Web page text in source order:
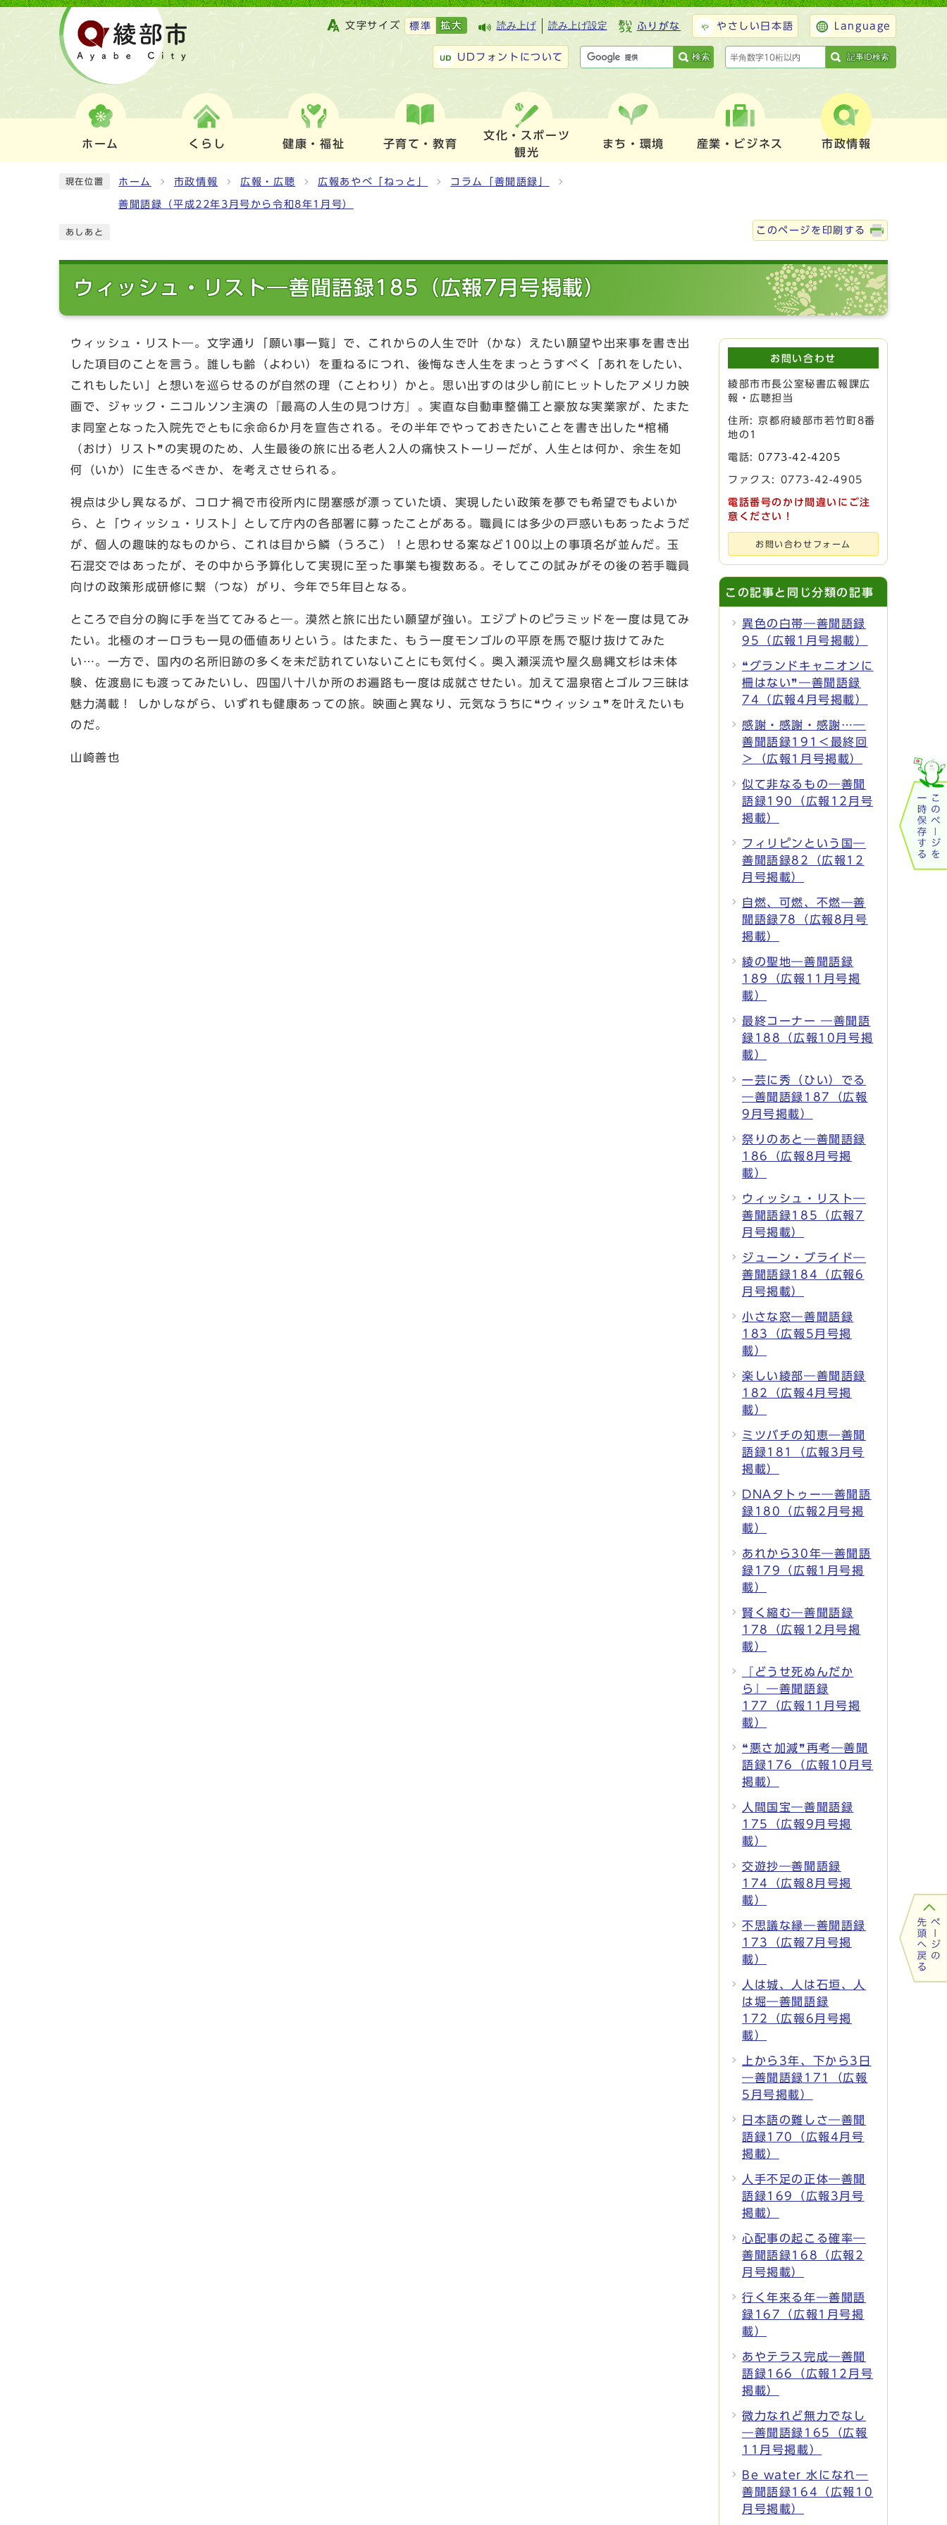
文字サイズ 標準 拡大 読み上げ 読み上げ設定 ふりがな やさしい日本語 Language
UDフォントについて 検索 記事ID検索
ホーム くらし 健康・福祉 子育て・教育
文化・スポーツ
観光
まち・環境 産業・ビジネス 市政情報
現在位置 ホーム 市政情報 広報・広聴 広報あやべ「ねっと」 コラム「善聞語録」
善聞語録（平成22年3月号から令和8年1月号）
あしあと このページを印刷する
ウィッシュ・リスト―善聞語録185（広報7月号掲載）
ウィッシュ・リスト―。文字通り「願い事一覧」で、これからの人生で叶（かな）えたい願望や出来事を書き出
した項目のことを言う。誰しも齢（よわい）を重ねるにつれ、後悔なき人生をまっとうすべく「あれをしたい、
これもしたい」と想いを巡らせるのが自然の理（ことわり）かと。思い出すのは少し前にヒットしたアメリカ映
画で、ジャック・ニコルソン主演の『最高の人生の見つけ方』。実直な自動車整備工と豪放な実業家が、たまた
ま同室となった入院先でともに余命6か月を宣告される。その半年でやっておきたいことを書き出した❝棺桶
（おけ）リスト❞の実現のため、人生最後の旅に出る老人2人の痛快ストーリーだが、人生とは何か、余生を如
何（いか）に生きるべきか、を考えさせられる。
視点は少し異なるが、コロナ禍で市役所内に閉塞感が漂っていた頃、実現したい政策を夢でも希望でもよいか
ら、と「ウィッシュ・リスト」として庁内の各部署に募ったことがある。職員には多少の戸惑いもあったようだ
が、個人の趣味的なものから、これは目から鱗（うろこ）！と思わせる案など100以上の事項名が並んだ。玉
石混交ではあったが、その中から予算化して実現に至った事業も複数ある。そしてこの試みがその後の若手職員
向けの政策形成研修に繋（つな）がり、今年で5年目となる。
ところで自分の胸に手を当ててみると―。漠然と旅に出たい願望が強い。エジプトのピラミッドを一度は見てみ
たい。北極のオーロラも一見の価値ありという。はたまた、もう一度モンゴルの平原を馬で駆け抜けてみた
い…。一方で、国内の名所旧跡の多くを未だ訪れていないことにも気付く。奥入瀬渓流や屋久島縄文杉は未体
験、佐渡島にも渡ってみたいし、四国八十八か所のお遍路も一度は成就させたい。加えて温泉宿とゴルフ三昧は
魅力満載！ しかしながら、いずれも健康あっての旅。映画と異なり、元気なうちに❝ウィッシュ❞を叶えたいも
のだ。
山崎善也
お問い合わせ
綾部市市長公室秘書広報課広
報・広聴担当
住所: 京都府綾部市若竹町8番
地の1
電話:0773-42-4205
ファクス: 0773-42-4905
電話番号のかけ間違いにご注
意ください！
お問い合わせフォーム
この記事と同じ分類の記事
異色の白帯―善聞語録
95（広報1月号掲載）
❝グランドキャニオンに
柵はない❞―善聞語録
74（広報4月号掲載）
感謝・感謝・感謝…―
善聞語録191＜最終回
＞（広報1月号掲載）
似て非なるもの―善聞
語録190（広報12月号
掲載）
フィリピンという国―
善聞語録82（広報12
月号掲載）
自燃、可燃、不燃―善
聞語録78（広報8月号
掲載）
綾の聖地―善聞語録
189（広報11月号掲
載）
最終コーナー ―善聞語
録188（広報10月号掲
載）
一芸に秀（ひい）でる
―善聞語録187（広報
9月号掲載）
祭りのあと―善聞語録
186（広報8月号掲
載）
ウィッシュ・リスト―
善聞語録185（広報7
月号掲載）
ジューン・ブライド―
善聞語録184（広報6
月号掲載）
小さな窓―善聞語録
183（広報5月号掲
載）
楽しい綾部―善聞語録
182（広報4月号掲
載）
ミツバチの知恵―善聞
語録181（広報3月号
掲載）
DNAタトゥー―善聞語
録180（広報2月号掲
載）
あれから30年―善聞語
録179（広報1月号掲
載）
賢く縮む―善聞語録
178（広報12月号掲
載）
『どうせ死ぬんだか
ら』―善聞語録
177（広報11月号掲
載）
❝悪さ加減❞再考―善聞
語録176（広報10月号
掲載）
人間国宝―善聞語録
175（広報9月号掲
載）
交遊抄―善聞語録
174（広報8月号掲
載）
不思議な縁―善聞語録
173（広報7月号掲
載）
人は城、人は石垣、人
は堀―善聞語録
172（広報6月号掲
載）
上から3年、下から3日
―善聞語録171（広報
5月号掲載）
日本語の難しさ―善聞
語録170（広報4月号
掲載）
人手不足の正体―善聞
語録169（広報3月号
掲載）
心配事の起こる確率―
善聞語録168（広報2
月号掲載）
行く年来る年―善聞語
録167（広報1月号掲
載）
あやテラス完成―善聞
語録166（広報12月号
掲載）
微力なれど無力でなし
―善聞語録165（広報
11月号掲載）
Be water 水になれ―
善聞語録164（広報10
月号掲載）